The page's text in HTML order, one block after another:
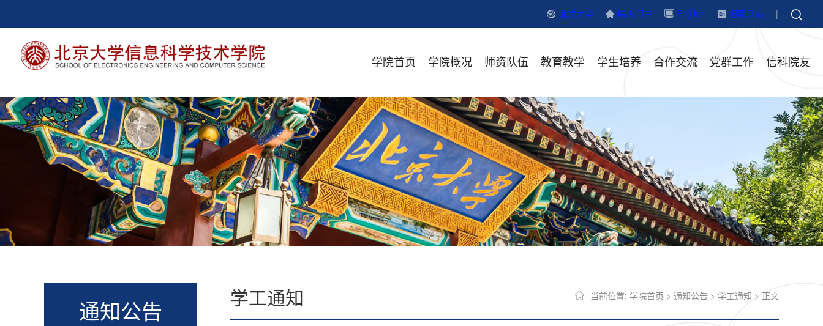
北京大学 院内门户 English 旧版网站 |
学院首页 学院概况 师资队伍 教育教学 学生培养 合作交流 党群工作 信科院友
通知公告 学工通知 当前位置: 学院首页 > 通知公告 > 学工通知 > 正文